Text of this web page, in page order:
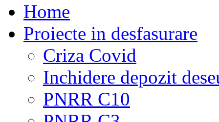
Home
Proiecte in desfasurare
Criza Covid
Inchidere depozit
PNRR C10